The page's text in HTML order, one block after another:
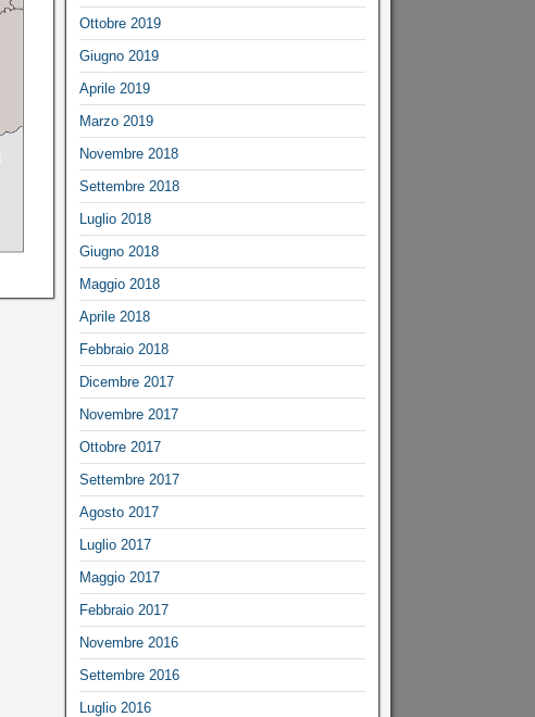
Ottobre 2019
Giugno 2019
Aprile 2019
Marzo 2019
Novembre 2018
Settembre 2018
Luglio 2018
Giugno 2018
Maggio 2018
Aprile 2018
Febbraio 2018
Dicembre 2017
Novembre 2017
Ottobre 2017
Settembre 2017
Agosto 2017
Luglio 2017
Maggio 2017
Febbraio 2017
Novembre 2016
Settembre 2016
Luglio 2016